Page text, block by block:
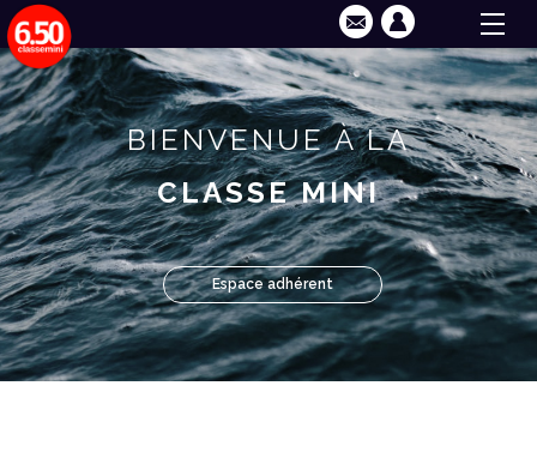
BIENVENUE À LA
CLASSE MINI
Espace adhérent